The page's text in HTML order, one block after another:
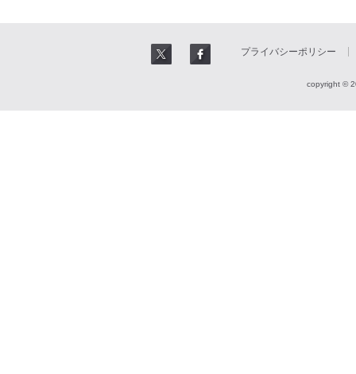
プライバシーポリシー
copyright ©